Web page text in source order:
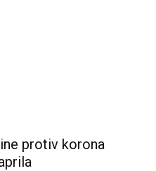
protiv korona